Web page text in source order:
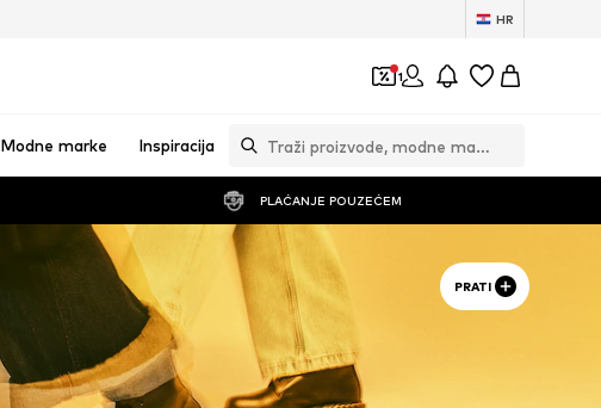
HR
1
Modne marke Inspiracija
PLAĆANJE POUZEĆEM
PRATI